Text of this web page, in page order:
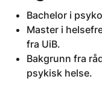
Bachelor i
Master i
fra UiB.
Bakgrunn fra
psykisk helse.